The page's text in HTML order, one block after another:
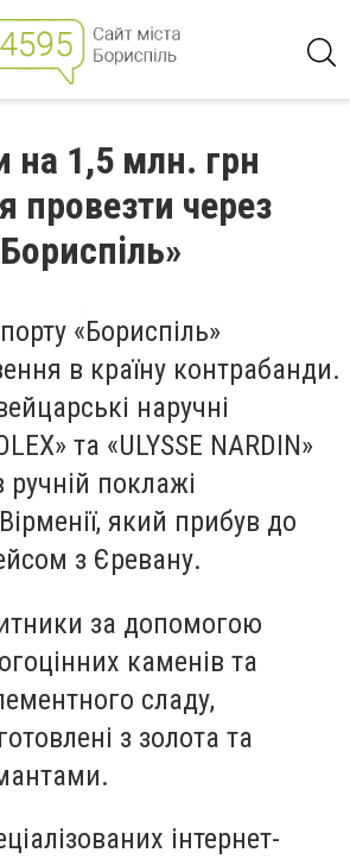
на 1,5 млн. грн
провезти через
«Бориспіль»
в країну контрабанди.
наручні
та «ULYSSE NARDIN»
поклажі
який прибув до
з Єревану.
за допомогою
каменів та
сладу,
з золота та
інтернет-